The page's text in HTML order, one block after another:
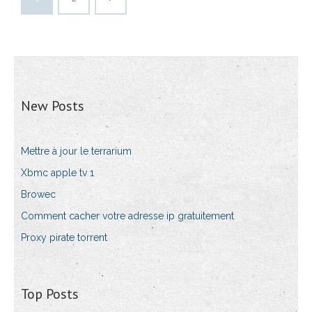
New Posts
Mettre à jour le terrarium
Xbmc apple tv 1
Browec
Comment cacher votre adresse ip gratuitement
Proxy pirate torrent
Top Posts